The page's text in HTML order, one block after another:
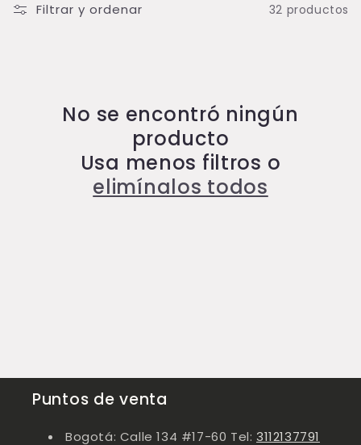
c Filtrar y ordenar 32 productos
No se encontró ningún
producto
Usa menos filtros o
elimínalos todos
Puntos de venta
Bogotá: Calle 134 #17-60 Tel:3112137791